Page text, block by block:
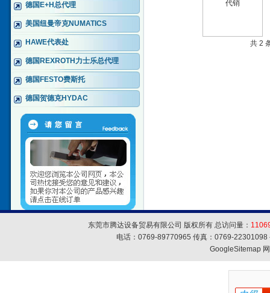
德国E+H总代理
美国纽曼帝克NUMATICS
HAWE代表处
德国REXROTH力士乐总代理
德国FESTO费斯托
德国贺德克HYDAC
共 2
东莞市腾达设备贸易有限公司 版权所有 总访问量：
电话：0769-89770965 传真：0769-
GoogleSitemap网